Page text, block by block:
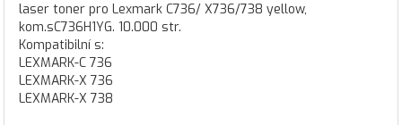
laser toner pro Lexmark C736/ X736/738 yellow,
kom.sC736H1YG. 10.000 str.
Kompatibilní s:
LEXMARK-C 736
LEXMARK-X 736
LEXMARK-X 738